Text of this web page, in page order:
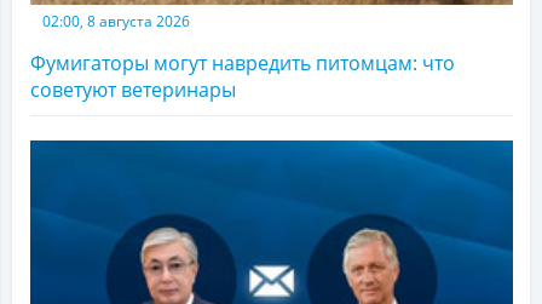
02:00, 8 августа 2026
Фумигаторы могут навредить питомцам: что
советуют ветеринары